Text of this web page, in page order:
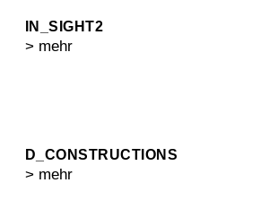
IN_SIGHT2
> mehr
D_CONSTRUCTIONS
> mehr